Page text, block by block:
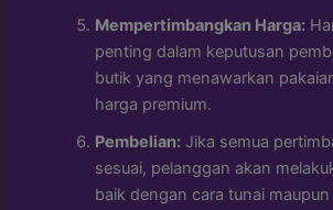
Mempertimbangkan Harga:
penting dalam keputusan
butik yang menawarkan
harga premium.
Pembelian: Jika semua
sesuai, pelanggan akan
baik dengan cara tunai